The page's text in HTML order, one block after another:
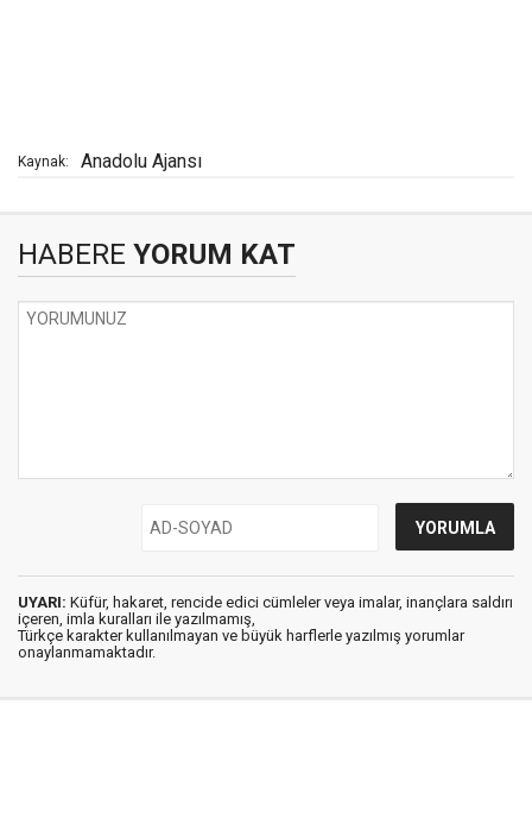
Kaynak: Anadolu Ajansı
HABERE YORUM KAT
UYARI: Küfür, hakaret, rencide edici cümleler veya imalar, inançlara saldırı
içeren, imla kuralları ile yazılmamış,
Türkçe karakter kullanılmayan ve büyük harflerle yazılmış yorumlar
onaylanmamaktadır.